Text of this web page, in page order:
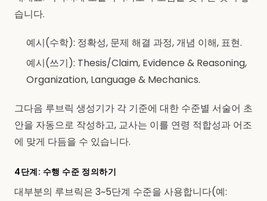
습니다.
예시(수학): 정확성, 문제 해결 과정, 개념 이해, 표현.
예시(쓰기): Thesis/Claim, Evidence & Reasoning,
Organization, Language & Mechanics.
그다음 루브릭 생성기가 각 기준에 대한 수준별 서술어 초
안을 자동으로 작성하고, 교사는 이를 연령 적합성과 어조
에 맞게 다듬을 수 있습니다.
4단계: 수행 수준 정의하기
대부분의 루브릭은 3~5단계 수준을 사용합니다(예: